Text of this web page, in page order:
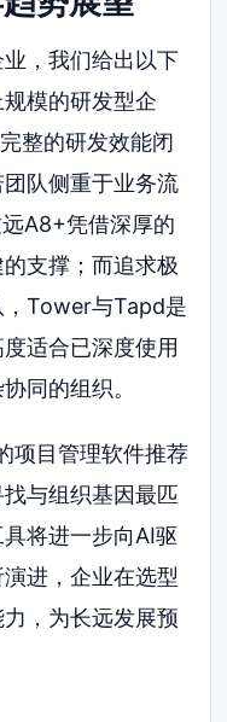
，我们给出以下
模的研发型企
整的研发效能闭
队侧重于业务流
A8+凭借深厚的
支撑；而追求极
，Tower与Tapd是
适合已深度使用
同的组织。
项目管理软件推荐
与组织基因最匹
将进一步向AI驱
进，企业在选型
，为长远发展预